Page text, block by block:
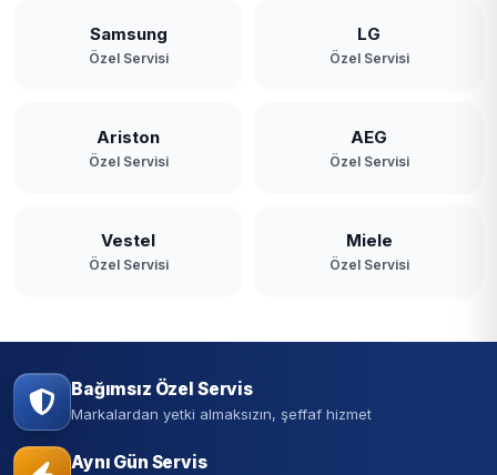
Samsung
Özel Servisi
LG
Özel Servisi
Ariston
Özel Servisi
AEG
Özel Servisi
Vestel
Özel Servisi
Miele
Özel Servisi
Bağımsız Özel Servis
Markalardan yetki almaksızın, şeffaf hizmet
Aynı Gün Servis